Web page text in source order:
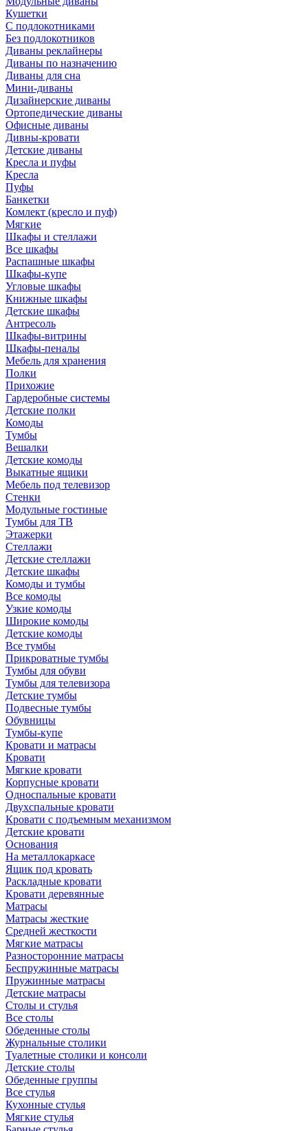
Кушетки
С подлокотниками
Без подлокотников
Диваны реклайнеры
Диваны по назначению
Диваны для сна
Мини-диваны
Дизайнерские диваны
Ортопедические диваны
Офисные диваны
Дивны-кровати
Детские диваны
Кресла и пуфы
Кресла
Пуфы
Банкетки
Комлект (кресло и пуф)
Мягкие
Шкафы и стеллажи
Все шкафы
Распашные шкафы
Шкафы-купе
Угловые шкафы
Книжные шкафы
Детские шкафы
Антресоль
Шкафы-витрины
Шкафы-пеналы
Мебель для хранения
Полки
Прихожие
Гардеробные системы
Детские полки
Комоды
Тумбы
Вешалки
Детские комоды
Выкатные ящики
Мебель под телевизор
Стенки
Модульные гостиные
Тумбы для ТВ
Этажерки
Стеллажи
Детские стеллажи
Детские шкафы
Комоды и тумбы
Все комоды
Узкие комоды
Широкие комоды
Детские комоды
Все тумбы
Прикроватные тумбы
Тумбы для обуви
Тумбы для телевизора
Детские тумбы
Подвесные тумбы
Обувницы
Тумбы-купе
Кровати и матрасы
Кровати
Мягкие кровати
Корпусные кровати
Односпальные кровати
Двухспальные кровати
Кровати с подъемным механизмом
Детские кровати
Основания
На металлокаркасе
Ящик под кровать
Раскладные кровати
Кровати деревянные
Матрасы
Матрасы жесткие
Средней жесткости
Мягкие матрасы
Разносторонние матрасы
Беспружинные матрасы
Пружинные матрасы
Детские матрасы
Столы и стулья
Все столы
Обеденные столы
Журнальные столики
Туалетные столики и консоли
Детские столы
Обеденные группы
Все стулья
Кухонные стулья
Мягкие стулья